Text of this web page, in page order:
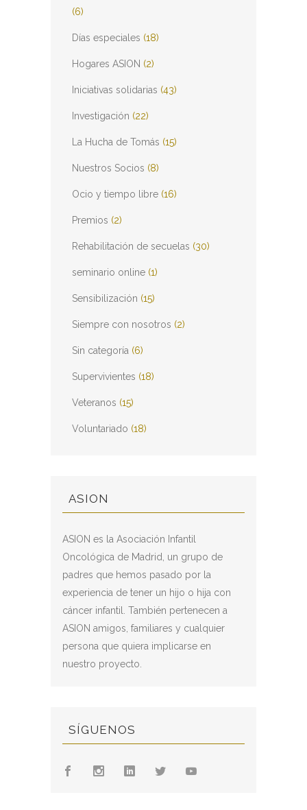
(6)
Días especiales (18)
Hogares ASION (2)
Iniciativas solidarias (43)
Investigación (22)
La Hucha de Tomás (15)
Nuestros Socios (8)
Ocio y tiempo libre (16)
Premios (2)
Rehabilitación de secuelas (30)
seminario online (1)
Sensibilización (15)
Siempre con nosotros (2)
Sin categoría (6)
Supervivientes (18)
Veteranos (15)
Voluntariado (18)
ASION
ASION es la Asociación Infantil
Oncológica de Madrid, un grupo de
padres que hemos pasado por la
experiencia de tener un hijo o hija con
cáncer infantil. También pertenecen a
ASION amigos, familiares y cualquier
persona que quiera implicarse en
nuestro proyecto.
SÍGUENOS